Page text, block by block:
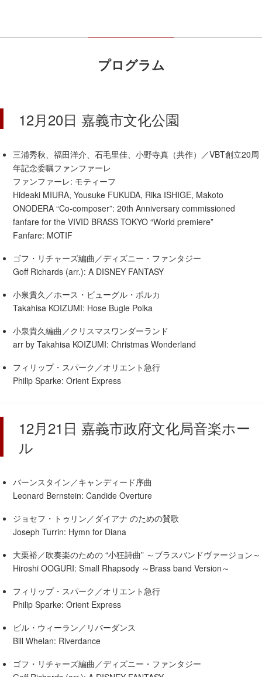
プログラム
12月20日 嘉義市文化公園
三浦秀秋、福田洋介、石毛里佳、小野寺真（共作）／VBT創立20周
年記念委嘱ファンファーレ
ファンファーレ: モティーフ
Hideaki MIURA, Yousuke FUKUDA, Rika ISHIGE, Makoto
ONODERA “Co-composer”: 20th Anniversary commissioned
fanfare for the VIVID BRASS TOKYO “World premiere”
Fanfare: MOTIF
ゴフ・リチャーズ編曲／ディズニー・ファンタジー
Goff Richards (arr.): A DISNEY FANTASY
小泉貴久／ホース・ビューグル・ポルカ
Takahisa KOIZUMI: Hose Bugle Polka
小泉貴久編曲／クリスマスワンダーランド
arr by Takahisa KOIZUMI: Christmas Wonderland
フィリップ・スパーク／オリエント急行
Philip Sparke: Orient Express
12月21日 嘉義市政府文化局音楽ホー
ル
バーンスタイン／キャンディード序曲
Leonard Bernstein: Candide Overture
ジョセフ・トゥリン／ダイアナ のための賛歌
Joseph Turrin: Hymn for Diana
大栗裕／吹奏楽のための “小狂詩曲” ～ブラスバンドヴァージョン～
Hiroshi OOGURI: Small Rhapsody ～Brass band Version～
フィリップ・スパーク／オリエント急行
Philip Sparke: Orient Express
ビル・ウィーラン／リバーダンス
Bill Whelan: Riverdance
ゴフ・リチャーズ編曲／ディズニー・ファンタジー